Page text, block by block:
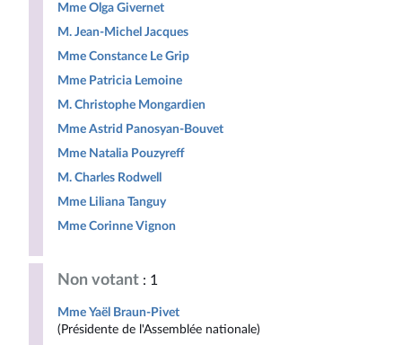
Mme Olga Givernet
M. Jean-Michel Jacques
Mme Constance Le Grip
Mme Patricia Lemoine
M. Christophe Mongardien
Mme Astrid Panosyan-Bouvet
Mme Natalia Pouzyreff
M. Charles Rodwell
Mme Liliana Tanguy
Mme Corinne Vignon
Non votant : 1
Mme Yaël Braun-Pivet
(Présidente de l'Assemblée nationale)